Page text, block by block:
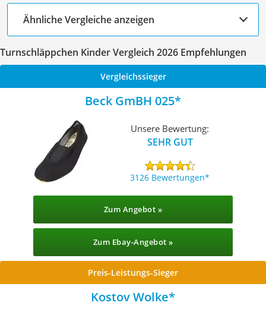
Ähnliche Vergleiche anzeigen
Turnschläppchen Kinder Vergleich 2026 Empfehlungen
Vergleichssieger
Beck GmBH 025
Unsere Bewertung:
SEHR GUT
3126 Bewertungen
Zum Angebot »
Zum Ebay-Angebot »
Preis-Leistungs-Sieger
Kostov Wolke